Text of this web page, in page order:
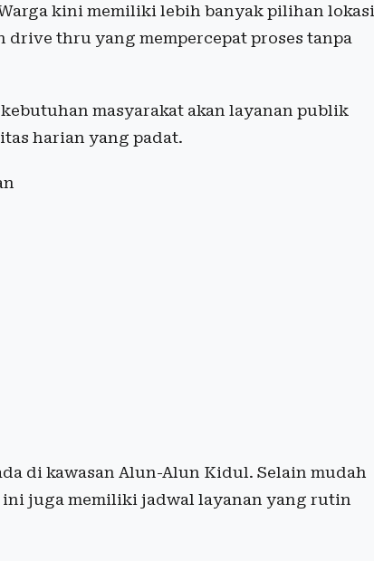
kini memiliki lebih banyak pilihan lokasi
thru yang mempercepat proses tanpa
masyarakat akan layanan publik
harian yang padat.
di kawasan Alun-Alun Kidul. Selain mudah
juga memiliki jadwal layanan yang rutin